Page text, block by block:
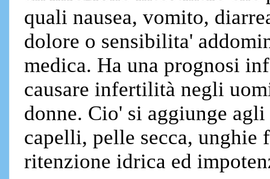
quali nausea, vomito,
dolore o sensibilita'
medica. Ha una prognosi
causare infertilità negli
donne. Cio' si aggiunge
capelli, pelle secca, unghie
ritenzione idrica ed